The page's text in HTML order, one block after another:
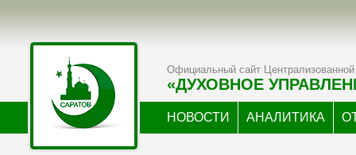
Официальный сайт Централизованной
«ДУХОВНОЕ
НОВОСТИ АНАЛИТИКА